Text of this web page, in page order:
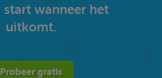
start wanneer het
uitkomt.
Probeer gratis